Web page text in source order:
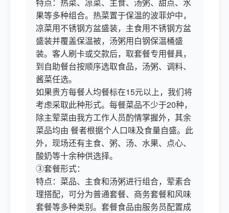
果等多种组合。热菜置于保温的波菲炉中，
凉菜用不锈钢方盆盛装，主食用不锈钢方盆
盛装并覆盖保温被，汤粥用白钢保温桶盛
装。客人刷卡或交款后，取套餐专用餐具，
到自助餐台按顺序选取食品，汤粥、调料、
酱菜任选。
如果贵方每餐人均餐标在15元以上，我们将
考虑采取此种形式。每餐菜品不少于20种，
除主荤菜由我方工作人员酌情掌握外，其余
菜品均由 餐者根据个人口味及食量自盛。此
外，现场还有主食、粥、汤、水果、点心、
酸奶等十余种供选择。
③套餐形式：
特点：菜品、主食和汤粥进行组合，荤素合
理搭配，可分为普通套餐、商务套餐和风味
套餐等多种类别。套餐食品由服务员配置成